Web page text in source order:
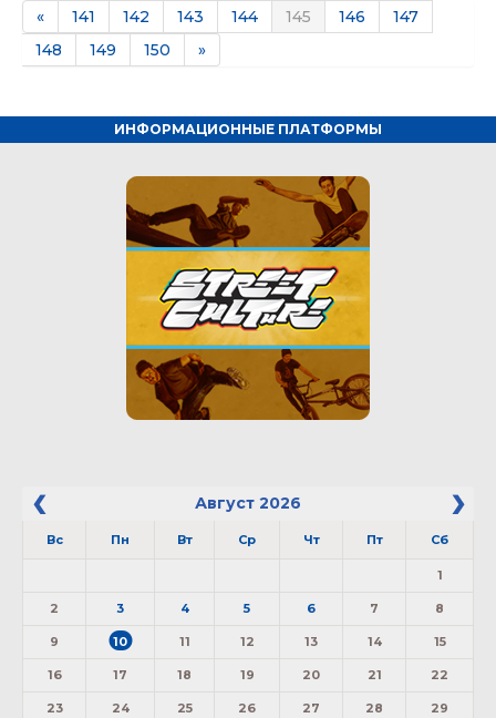
« 141 142 143 144 145 146
147
148
149 150 »
ИНФОРМАЦИОННЫЕ ПЛАТФОРМЫ
Август 2026
Вс Пн Вт Ср Чт Пт Сб
1
2 3 4 5 6 7 8
9 10 11 12 13 14 15
16 17 18 19 20 21 22
23 24 25 26 27 28 29